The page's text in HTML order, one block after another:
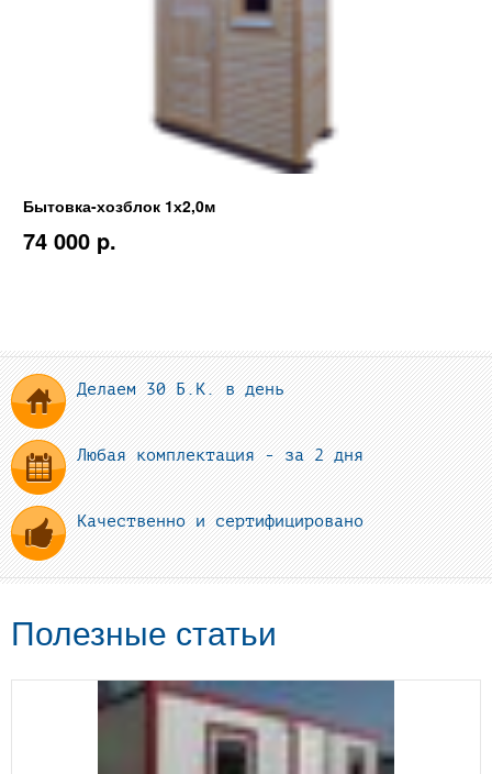
Бытовка-хозблок 1х2,0м
74 000 p.
Делаем 30 Б.К. в день
Любая комплектация - за 2 дня
Качественно и сертифицировано
Полезные статьи